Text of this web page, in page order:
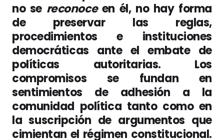
no se reconoceen él, no hay forma
de preservar las reglas,
procedimientos e instituciones
democráticas ante el embate de
políticas autoritarias. Los
compromisos se fundan en
sentimientos de adhesión a la
comunidad política tanto como en
la suscripción de argumentos que
cimientan el régimen constitucional.